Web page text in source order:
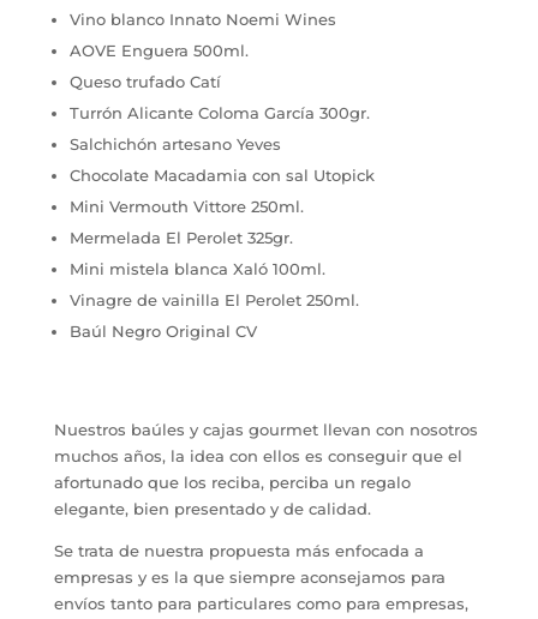
Vino blanco Innato Noemi Wines
AOVE Enguera 500ml.
Queso trufado Catí
Turrón Alicante Coloma García 300gr.
Salchichón artesano Yeves
Chocolate Macadamia con sal Utopick
Mini Vermouth Vittore 250ml.
Mermelada El Perolet 325gr.
Mini mistela blanca Xaló 100ml.
Vinagre de vainilla El Perolet 250ml.
Baúl Negro Original CV
Nuestros baúles y cajas gourmet llevan con nosotros
muchos años, la idea con ellos es conseguir que el
afortunado que los reciba, perciba un regalo
elegante, bien presentado y de calidad.
Se trata de nuestra propuesta más enfocada a
empresas y es la que siempre aconsejamos para
envíos tanto para particulares como para empresas,